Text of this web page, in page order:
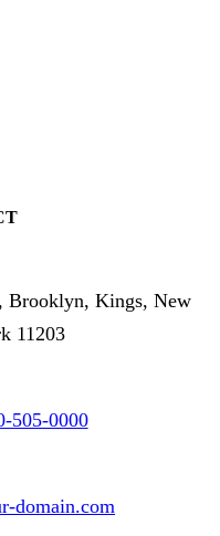
Brooklyn, Kings, New
11203
505-0000
domain.com